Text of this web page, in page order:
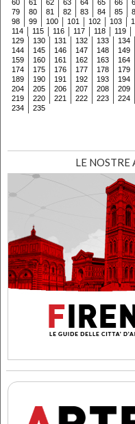
60 61 62 63 64 65 66
79
80 81 82 83 84 85
98
99 100 101 102 103
114
115 116 117 118 119
129
130 131 132 133 134
144
145 146 147 148 149
159
160 161 162 163 164
174
175 176 177 178 179
189
190 191 192 193 194
204
205 206 207 208 209
219
220 221 222 223 224
234
235
LE NOSTRE